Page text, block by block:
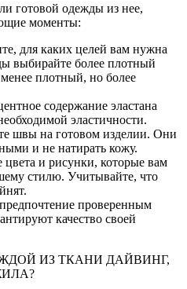
готовой одежды из нее,
моменты:
для каких целей вам нужна
выбирайте более плотный
плотный, но более
содержание эластана
эластичности.
швы на готовом изделии. Они
и не натирать кожу.
и рисунки, которые вам
стилю. Учитывайте, что
проверенным
качество своей
ИЗ ТКАНИ ДАЙВИНГ,